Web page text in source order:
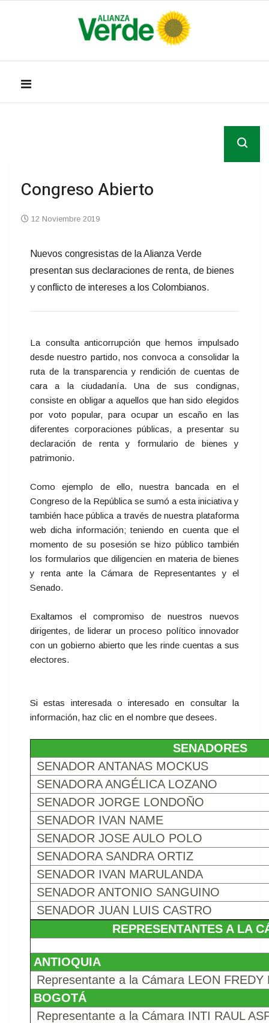
Congreso Abierto
12 Noviembre 2019
Nuevos congresistas de la Alianza Verde
presentan sus declaraciones de renta, de bienes
y conflicto de intereses a los Colombianos.
La consulta anticorrupción que hemos impulsado
desde nuestro partido, nos convoca a consolidar la
ruta de la transparencia y rendición de cuentas de
cara a la ciudadanía. Una de sus condignas,
consiste en obligar a aquellos que han sido elegidos
por voto popular, para ocupar un escaño en las
diferentes corporaciones públicas, a presentar su
declaración de renta y formulario de bienes y
patrimonio.
Como ejemplo de ello, nuestra bancada en el
Congreso de la República se sumó a esta iniciativa y
también hace pública a través de nuestra plataforma
web dicha información; teniendo en cuenta que el
momento de su posesión se hizo público también
los formularios que diligencien en materia de bienes
y renta ante la Cámara de Representantes y el
Senado.
Exaltamos el compromiso de nuestros nuevos
dirigentes, de liderar un proceso político innovador
con un gobierno abierto que les rinde cuentas a sus
electores.
Si estas interesada o interesado en consultar la
información, haz clic en el nombre que desees.
SENADORES
SENADOR ANTANAS MOCKUS
SENADORA ANGÉLICA LOZANO
SENADOR JORGE LONDOÑO
SENADOR IVAN NAME
SENADOR JOSE AULO POLO
SENADORA SANDRA ORTIZ
SENADOR IVAN MARULANDA
SENADOR ANTONIO SANGUINO
SENADOR JUAN LUIS CASTRO
REPRESENTANTES A LA
ANTIOQUIA
Representante a la Cámara LEON FREDY
BOGOTÁ
Representante a la Cámara INTI RAUL